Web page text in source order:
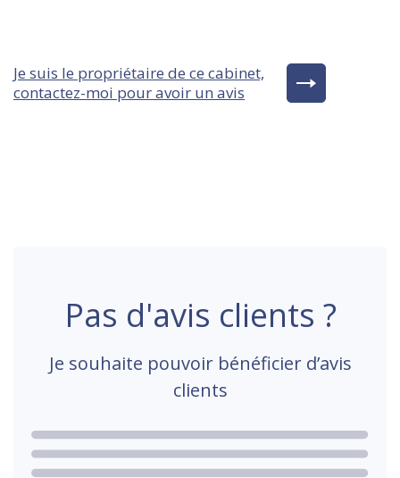
Je suis le propriétaire de ce cabinet,
contactez-moi pour avoir un avis
Pas d'avis clients ?
Je souhaite pouvoir bénéficier d’avis
clients